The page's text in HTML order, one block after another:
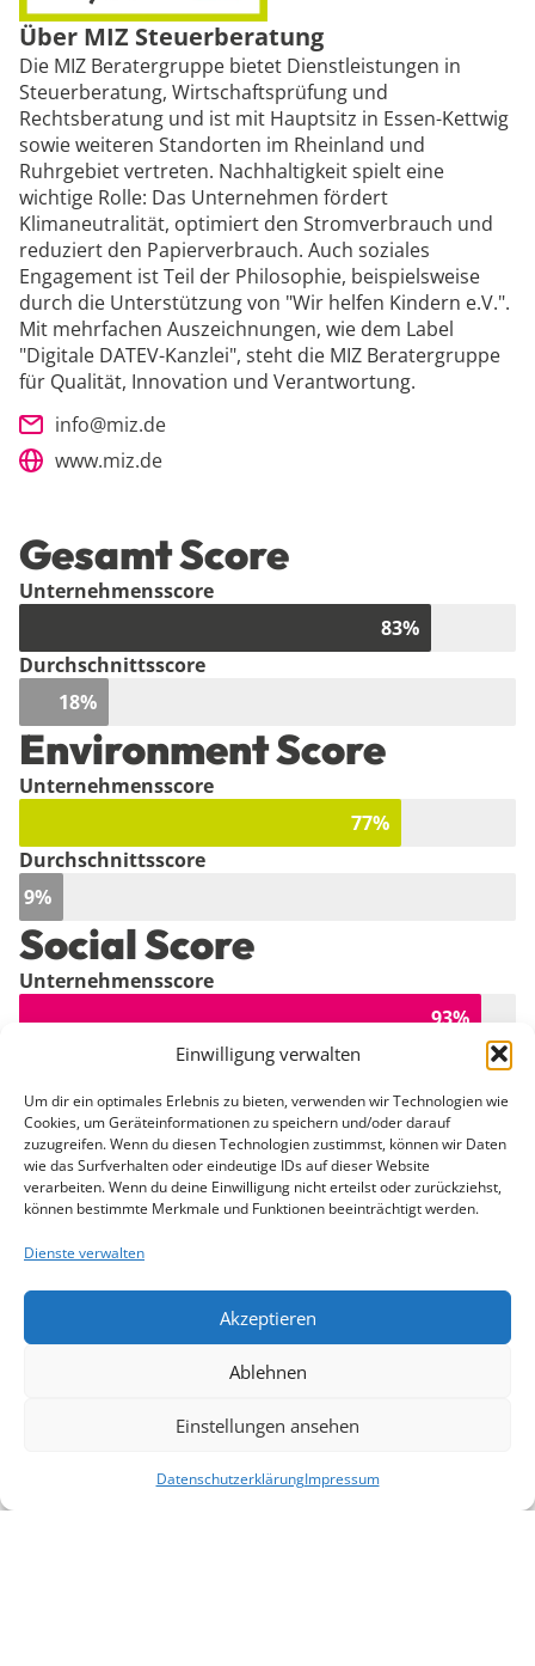
Einwilligung verwalten
Um dir ein optimales Erlebnis zu bieten, verwenden wir Technologien wie
Cookies, um Geräteinformationen zu speichern und/oder darauf
zuzugreifen. Wenn du diesen Technologien zustimmst, können wir Daten
wie das Surfverhalten oder eindeutige IDs auf dieser Website
verarbeiten. Wenn du deine Einwilligung nicht erteilst oder zurückziehst,
können bestimmte Merkmale und Funktionen beeinträchtigt werden.
Dienste verwalten
Akzeptieren
Ablehnen
Einstellungen ansehen
DatenschutzerklärungImpressum
Über MIZ Steuerberatung
Die MIZ Beratergruppe bietet Dienstleistungen in
Steuerberatung, Wirtschaftsprüfung und
Rechtsberatung und ist mit Hauptsitz in Essen-Kettwig
sowie weiteren Standorten im Rheinland und
Ruhrgebiet vertreten. Nachhaltigkeit spielt eine
wichtige Rolle: Das Unternehmen fördert
Klimaneutralität, optimiert den Stromverbrauch und
reduziert den Papierverbrauch. Auch soziales
Engagement ist Teil der Philosophie, beispielsweise
durch die Unterstützung von "Wir helfen Kindern e.V.".
Mit mehrfachen Auszeichnungen, wie dem Label
"Digitale DATEV-Kanzlei", steht die MIZ Beratergruppe
für Qualität, Innovation und Verantwortung.
info@miz.de
www.miz.de
Gesamt Score
Unternehmensscore
83%
Durchschnittsscore
18%
Environment Score
Unternehmensscore
77%
Durchschnittsscore
9%
Social Score
Unternehmensscore
93%
Durchschnittsscore
45
Governance Score
Unternehmensscore
78%
Durchschnittsscore
Veröffentlichungen